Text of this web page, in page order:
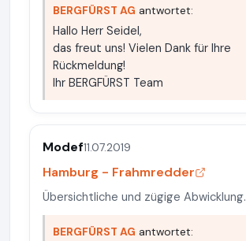
BERGFÜRST AG antwortet:
Hallo Herr Seidel,
das freut uns! Vielen Dank für Ihre
Rückmeldung!
Ihr BERGFÜRST Team
Modef11.07.2019
Hamburg - Frahmredder
Übersichtliche und zügige Abwicklung.
BERGFÜRST AG antwortet: